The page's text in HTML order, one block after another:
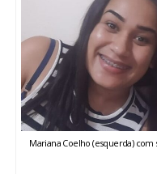
ENQUETE
TV LPB
FOTOS
Mariana Coelho (esquerda)